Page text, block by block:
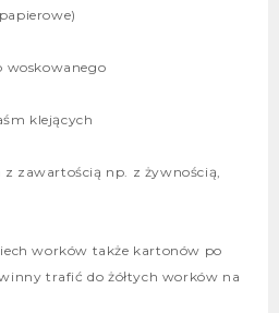
woskowanego
klejących
zawartością np. z żywnością,
worków także kartonów po
trafić do żółtych worków na